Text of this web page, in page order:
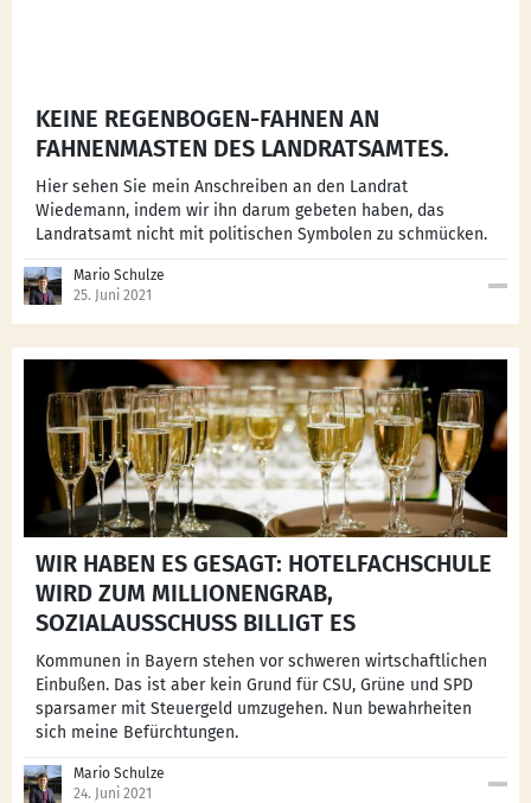
KEINE REGENBOGEN-FAHNEN AN
FAHNENMASTEN DES LANDRATSAMTES.
Hier sehen Sie mein Anschreiben an den Landrat
Wiedemann, indem wir ihn darum gebeten haben, das
Landratsamt nicht mit politischen Symbolen zu schmücken.
Mario Schulze
25. Juni 2021
WIR HABEN ES GESAGT: HOTELFACHSCHULE
WIRD ZUM MILLIONENGRAB,
SOZIALAUSSCHUSS BILLIGT ES
Kommunen in Bayern stehen vor schweren wirtschaftlichen
Einbußen. Das ist aber kein Grund für CSU, Grüne und SPD
sparsamer mit Steuergeld umzugehen. Nun bewahrheiten
sich meine Befürchtungen.
Mario Schulze
24. Juni 2021